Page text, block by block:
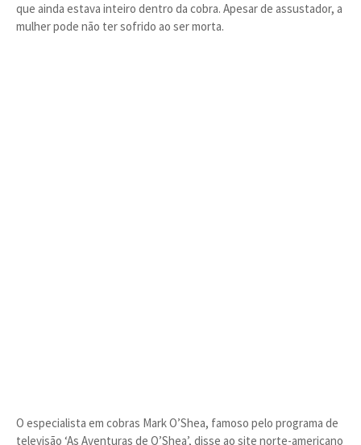
que ainda estava inteiro dentro da cobra. Apesar de assustador, a
mulher pode não ter sofrido ao ser morta.
O especialista em cobras Mark O’Shea, famoso pelo programa de
televisão ‘As Aventuras de O’Shea’, disse ao site norte-americano